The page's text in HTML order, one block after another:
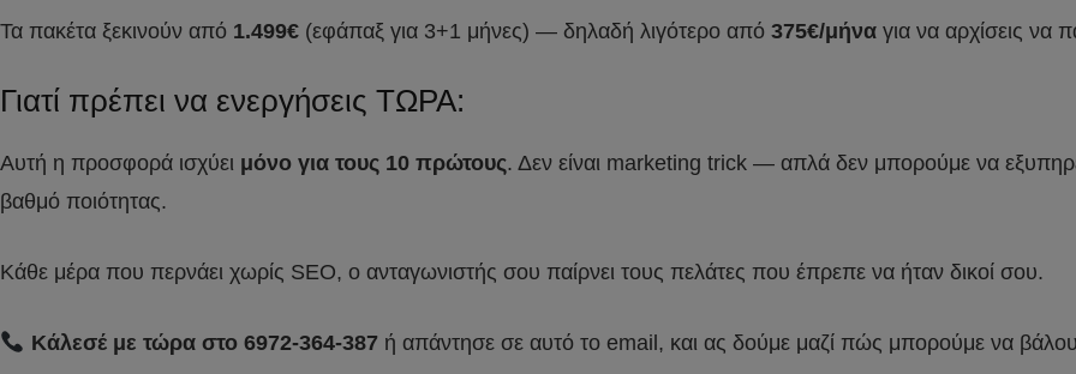
Τα πακέτα ξεκινούν από 1.499€ (εφάπαξ για 3+1 μήνες) — δηλαδή λιγότερο από 375€/μήνα για να αρχίσεις να
Γιατί πρέπει να ενεργήσεις ΤΩΡΑ:
Αυτή η προσφορά ισχύει μόνο για τους 10 πρώτους. Δεν είναι marketing trick — απλά δεν μπορούμε να
βαθμό ποιότητας.
Κάθε μέρα που περνάει χωρίς SEO, ο ανταγωνιστής σου παίρνει τους πελάτες που έπρεπε να ήταν δικοί σου.
Κάλεσέ με τώρα στο 6972-364-387 ή απάντησε σε αυτό το email, και ας δούμε μαζί πώς μπορούμε να